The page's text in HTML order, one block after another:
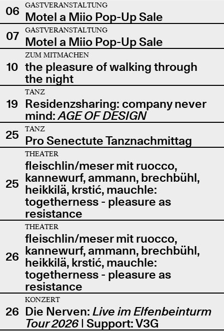
06
GASTVERANSTALTUNG
Motel a Miio Pop-Up Sale
07
GASTVERANSTALTUNG
Motel a Miio Pop-Up Sale
10
ZUM MITMACHEN
the pleasure of walking through
the night
19
TANZ
Residenzsharing: company never
mind:AGE OF DESIGN
25
TANZ
Pro Senectute Tanznachmittag
25
THEATER
fleischlin/meser mit ruocco,
kannewurf, ammann, brechbühl,
heikkilä, krstić, mauchle:
togetherness - pleasure as
resistance
26
THEATER
fleischlin/meser mit ruocco,
kannewurf, ammann, brechbühl,
heikkilä, krstić, mauchle:
togetherness - pleasure as
resistance
26
KONZERT
Die Nerven: Live im Elfenbeinturm
Tour 2026| Support: V3G